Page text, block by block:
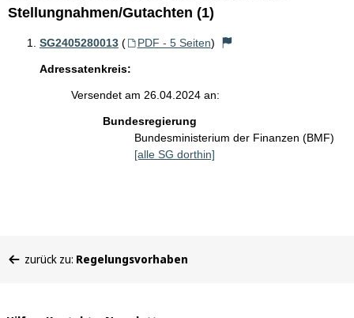
Stellungnahmen/Gutachten (1)
SG2405280013 ( PDF - 5 Seiten)
Adressatenkreis:
Versendet am 26.04.2024 an:
Bundesregierung
Bundesministerium der Finanzen (BMF)
[alle SG dorthin]
befinden
zurück zu: Regelungsvorhaben